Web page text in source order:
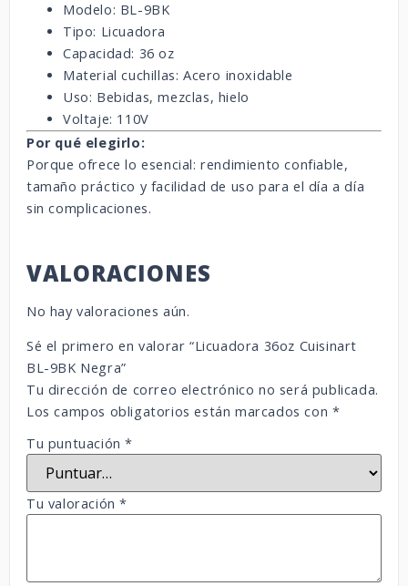
Modelo: BL-9BK
Tipo: Licuadora
Capacidad: 36 oz
Material cuchillas: Acero inoxidable
Uso: Bebidas, mezclas, hielo
Voltaje: 110V
Por qué elegirlo:
Porque ofrece lo esencial: rendimiento confiable,
tamaño práctico y facilidad de uso para el día a día
sin complicaciones.
VALORACIONES
No hay valoraciones aún.
Sé el primero en valorar “Licuadora 36oz Cuisinart
BL-9BK Negra”
Tu dirección de correo electrónico no será publicada.
Los campos obligatorios están marcados con *
Tu puntuación*
Tu valoración*